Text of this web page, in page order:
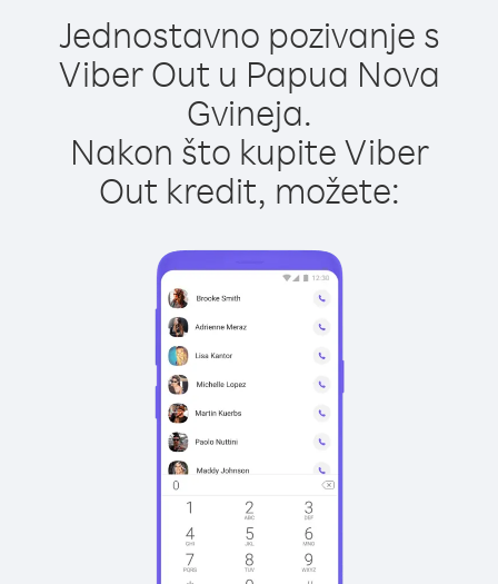
Jednostavno pozivanje s
Viber Out u Papua Nova
Gvineja.
Nakon što kupite Viber
Out kredit, možete: